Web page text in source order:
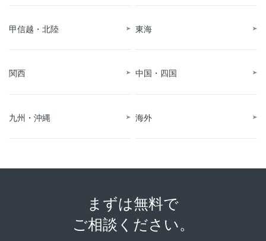
甲信越・北陸 東海
関西 中国・四国
九州・沖縄 海外
まずは無料で
ご相談ください。